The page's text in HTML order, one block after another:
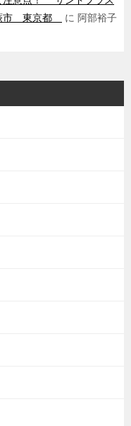
市 東京都
に 阿部裕子